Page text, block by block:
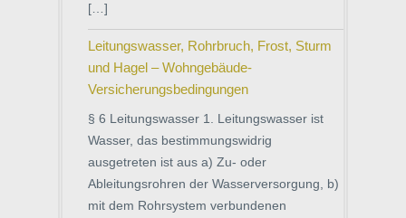
[…]
Leitungswasser, Rohrbruch, Frost, Sturm
und Hagel – Wohngebäude-
Versicherungsbedingungen
§ 6 Leitungswasser 1. Leitungswasser ist
Wasser, das bestimmungswidrig
ausgetreten ist aus a) Zu- oder
Ableitungsrohren der Wasserversorgung, b)
mit dem Rohrsystem verbundenen